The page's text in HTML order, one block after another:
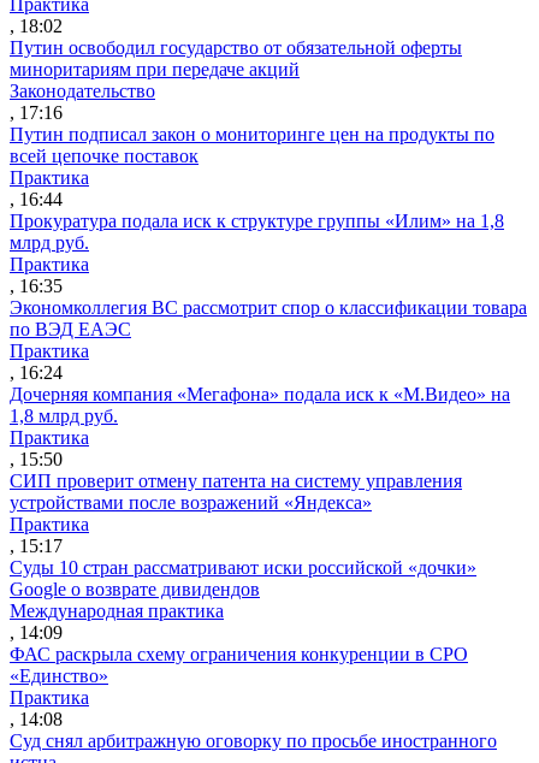
, 18:02
Путин освободил государство от обязательной оферты
миноритариям при передаче акций
Законодательство
, 17:16
Путин подписал закон о мониторинге цен на продукты по
всей цепочке поставок
Практика
, 16:44
Прокуратура подала иск к структуре группы «Илим» на 1,8
млрд руб.
Практика
, 16:35
Экономколлегия ВС рассмотрит спор о классификации товара
по ВЭД ЕАЭС
Практика
, 16:24
Дочерняя компания «Мегафона» подала иск к «М.Видео» на
1,8 млрд руб.
Практика
, 15:50
СИП проверит отмену патента на систему управления
устройствами после возражений «Яндекса»
Практика
, 15:17
Суды 10 стран рассматривают иски российской «дочки»
Google о возврате дивидендов
Международная практика
, 14:09
ФАС раскрыла схему ограничения конкуренции в СРО
«Единство»
Практика
, 14:08
Суд снял арбитражную оговорку по просьбе иностранного